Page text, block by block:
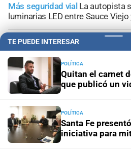
Más seguridad vial La autopista
luminarias LED entre Sauce
Con un fuerte llamado a la
prepara para recibir a miles de
"Geriátrico del horror" Desde el
municipio que detalle la
TE PUEDE INTERESAR
POLÍTICA
Quitan el carnet
que publicó un
POLÍTICA
Santa Fe
iniciativa para